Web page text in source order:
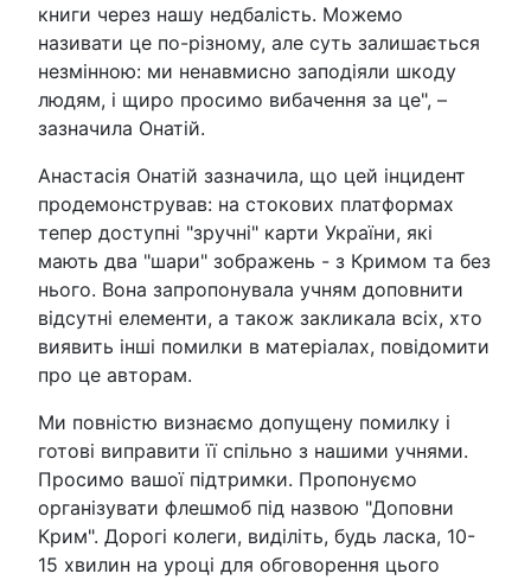
книги через нашу недбалість. Можемо
називати це по-різному, але суть залишається
незмінною: ми ненавмисно заподіяли шкоду
людям, і щиро просимо вибачення за це", –
зазначила Онатій.
Анастасія Онатій зазначила, що цей інцидент
продемонстрував: на стокових платформах
тепер доступні "зручні" карти України, які
мають два "шари" зображень - з Кримом та без
нього. Вона запропонувала учням доповнити
відсутні елементи, а також закликала всіх, хто
виявить інші помилки в матеріалах, повідомити
про це авторам.
Ми повністю визнаємо допущену помилку і
готові виправити її спільно з нашими учнями.
Просимо вашої підтримки. Пропонуємо
організувати флешмоб під назвою "Доповни
Крим". Дорогі колеги, виділіть, будь ласка, 10-
15 хвилин на уроці для обговорення цього